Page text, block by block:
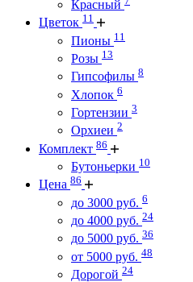
Красный
Цветок 11
Пионы 11
Розы 13
Гипсофилы 8
Хлопок 6
Гортензии 3
Орхиеи 2
Комплект 86
Бутоньерки 10
Цена 86
до 3000 руб. 6
до 4000 руб. 24
до 5000 руб. 36
от 5000 руб. 48
Дорогой 24